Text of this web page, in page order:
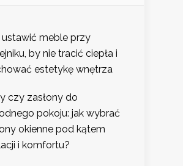
ustawić meble przy
by nie tracić ciepła i
estetykę wnętrza
czy zasłony do
pokoju: jak wybrać
okienne pod kątem
i komfortu?